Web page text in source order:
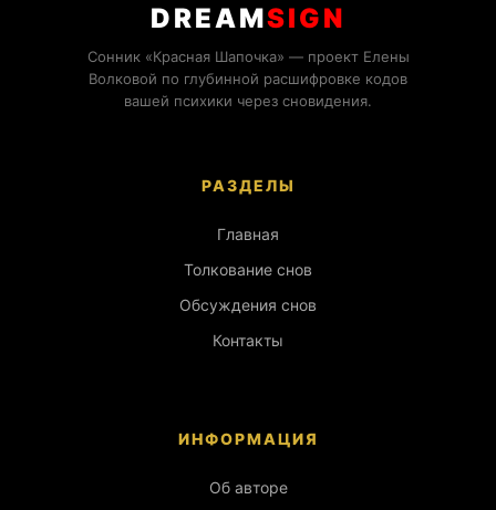
DREAMSIGN
Сонник «Красная Шапочка» — проект Елены
Волковой по глубинной расшифровке кодов
вашей психики через сновидения.
РАЗДЕЛЫ
Главная
Толкование снов
Обсуждения снов
Контакты
ИНФОРМАЦИЯ
Об авторе